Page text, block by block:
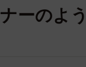
ーのよう